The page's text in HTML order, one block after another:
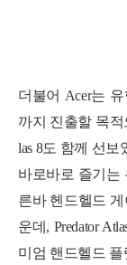
더불어 Acer는
까지 진출할 목적
las 8도 함께 선보
바로바로 즐기는
른바 헨드헬드
운데, Predator
미엄 핸드헬드 플